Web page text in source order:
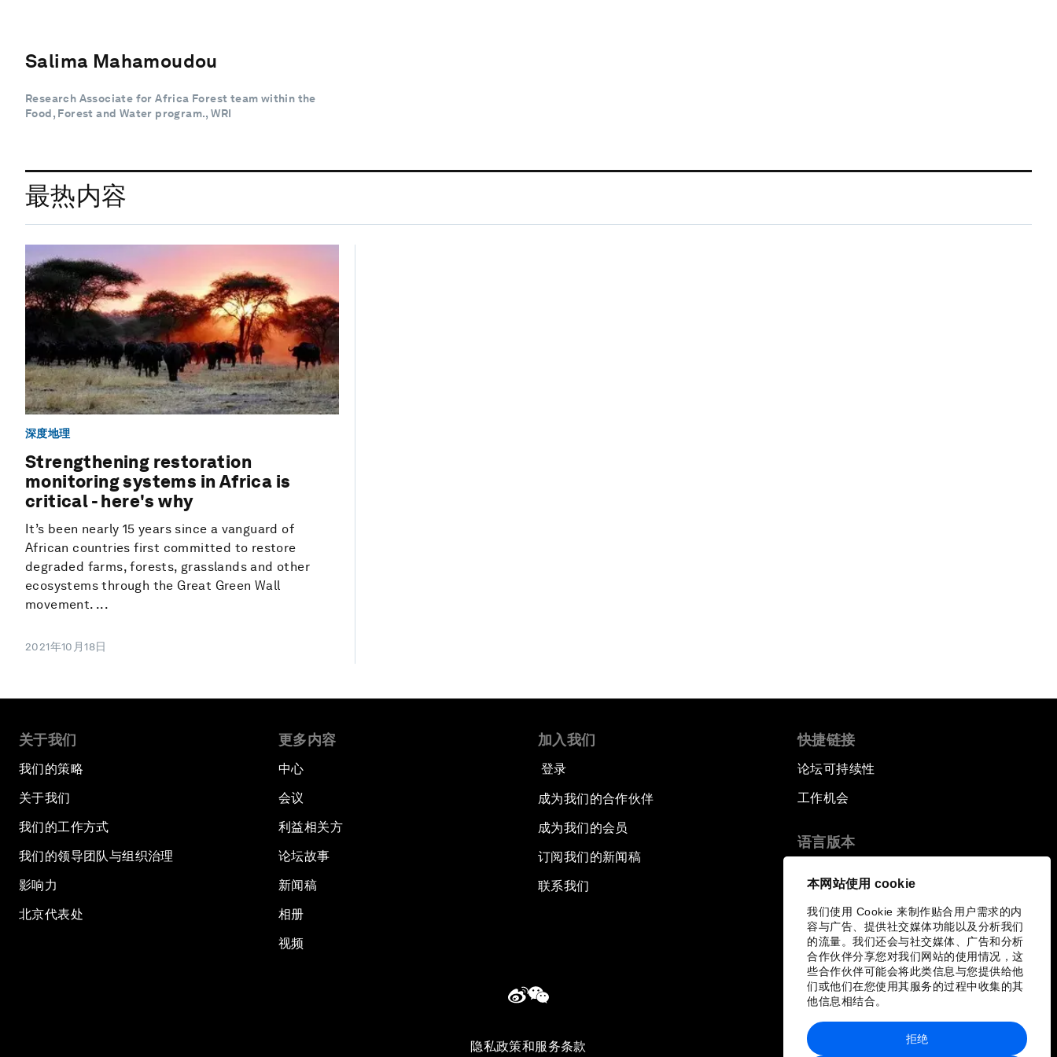
本网站使用 cookie
我们使用 Cookie 来制作贴合用户需求的内
容与广告、提供社交媒体功能以及分析我们
的流量。我们还会与社交媒体、广告和分析
合作伙伴分享您对我们网站的使用情况，这
些合作伙伴可能会将此类信息与您提供给他
们或他们在您使用其服务的过程中收集的其
他信息相结合。
拒绝
Salima Mahamoudou
Research Associate for Africa Forest team within the
Food, Forest and Water program., WRI
最热内容
深度地理
Strengthening restoration
monitoring systems in Africa is
critical - here's why
It’s been nearly 15 years since a vanguard of
African countries first committed to restore
degraded farms, forests, grasslands and other
ecosystems through the Great Green Wall
movement. ...
2021年10月18日
关于我们
我们的策略
关于我们
我们的工作方式
我们的领导团队与组织治理
影响力
北京代表处
更多内容
中心
会议
利益相关方
论坛故事
新闻稿
相册
视频
加入我们
登录
成为我们的合作伙伴
成为我们的会员
订阅我们的新闻稿
联系我们
快捷链接
论坛可持续性
工作机会
语言版本
隐私政策和服务条款